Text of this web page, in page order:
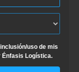
uso de mis
Énfasis Logística.